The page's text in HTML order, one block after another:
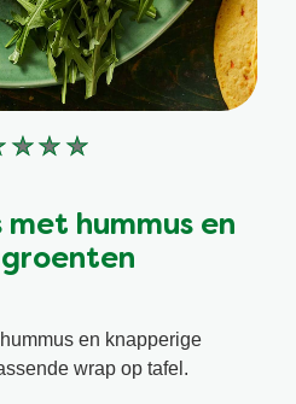
Geen
ingediend
voor
hummus en
en knapperige
wrap op tafel.